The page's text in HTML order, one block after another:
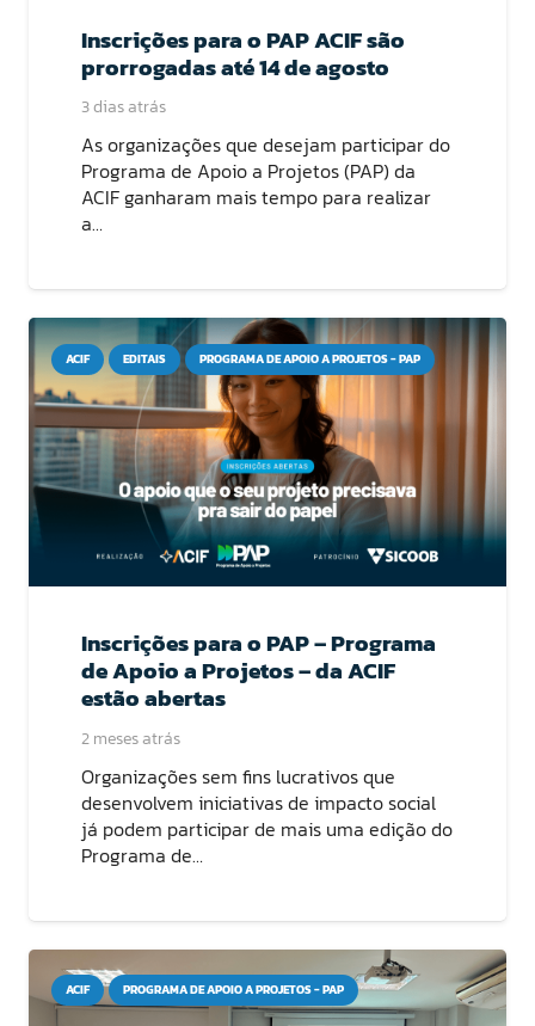
Inscrições para o PAP ACIF são
prorrogadas até 14 de agosto
3 dias atrás
As organizações que desejam participar do
Programa de Apoio a Projetos (PAP) da
ACIF ganharam mais tempo para realizar
a…
ACIF EDITAIS PROGRAMA DE APOIO A PROJETOS - PAP
Inscrições para o PAP – Programa
de Apoio a Projetos – da ACIF
estão abertas
2 meses atrás
Organizações sem fins lucrativos que
desenvolvem iniciativas de impacto social
já podem participar de mais uma edição do
Programa de…
ACIF PROGRAMA DE APOIO A PROJETOS - PAP